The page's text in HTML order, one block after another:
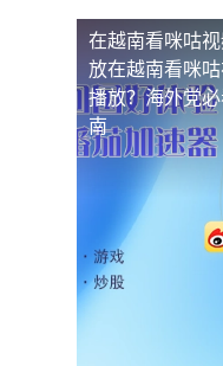
在越南看咪咕
放在越南看咪
播放？海外党
南